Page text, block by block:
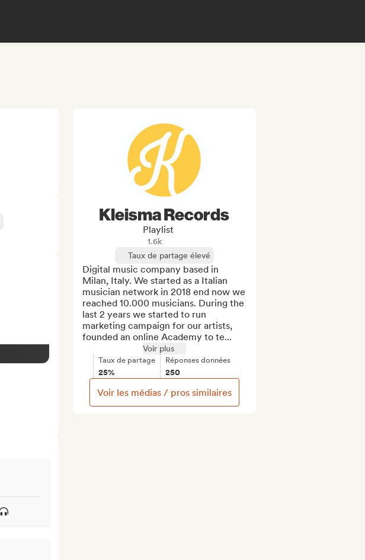
Kleisma Records
Playlist
1.6k
Taux de partage élevé
Digital music company based in
Milan, Italy. We started as a Italian
musician network in 2018 end now we
reached 10.000 musicians. During the
last 2 years we started to run
marketing campaign for our artists,
founded an online Academy to te...
Voir plus
Taux de partage
25%
Réponses données
250
Voir les médias / pros similaires